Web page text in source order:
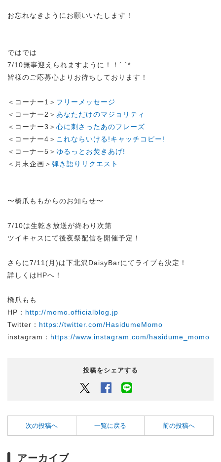
お忘れなきようにお願いいたします！
ではでは
7/10無事迎えられますように！！´ `*
皆様のご応募心よりお待ちしております！
＜コーナー1＞ フリーメッセージ
＜コーナー2＞ あなただけのマジョリティ
＜コーナー3＞ 心に刺さったあのフレーズ
＜コーナー4＞ これならいける!キャッチコピー!
＜コーナー5＞ ゆるっとお焚きあげ!
＜月末企画＞ 弾き語りリクエスト
〜橋爪ももからのお知らせ〜
7/10は生乾き放送が終わり次第
ツイキャスにて後夜祭配信を開催予定！
さらに7/11(月)は下北沢DaisyBarにてライブも決定！
詳しくはHPへ！
橋爪もも
HP： http://momo.officialblog.jp
Twitter： https://twitter.com/HasidumeMomo
instagram： https://www.instagram.com/hasidume_momo
投稿をシェアする
Twitter Facebook
次の投稿へ 一覧に戻る 前の投稿へ
アーカイブ